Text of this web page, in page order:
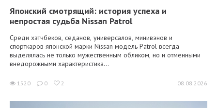
Японский смотрящий: история успеха и
непростая судьба Nissan Patrol
Среди хэтчбеков, седанов, универсалов, минивэнов и
спорткаров японской марки Nissan модель Patrol всегда
выделялась не только мужественным обликом, но и отменными
внедорожными характеристика...
1520 0 2 08.08.2026